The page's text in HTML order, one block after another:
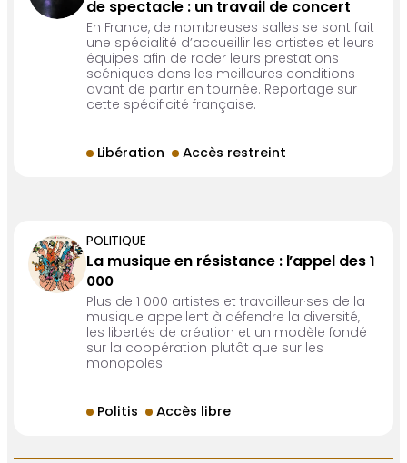
de spectacle : un travail de concert
En France, de nombreuses salles se sont fait
une spécialité d’accueillir les artistes et leurs
équipes afin de roder leurs prestations
scéniques dans les meilleures conditions
avant de partir en tournée. Reportage sur
cette spécificité française.
Libération Accès restreint
POLITIQUE
La musique en résistance : l’appel des 1
000
Plus de 1 000 artistes et travailleur·ses de la
musique appellent à défendre la diversité,
les libertés de création et un modèle fondé
sur la coopération plutôt que sur les
monopoles.
Politis Accès libre